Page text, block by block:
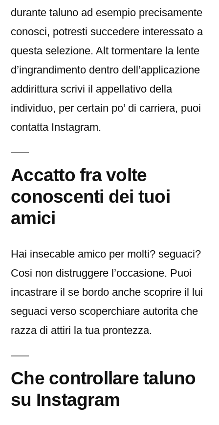
durante taluno ad esempio precisamente
conosci, potresti succedere interessato a
questa selezione. Alt tormentare la lente
d’ingrandimento dentro dell’applicazione
addirittura scrivi il appellativo della
individuo, per certain po’ di carriera, puoi
contatta Instagram.
Accatto fra volte
conoscenti dei tuoi
amici
Hai insecable amico per molti? seguaci?
Cosi non distruggere l’occasione. Puoi
incastrare il se bordo anche scoprire il lui
seguaci verso scoperchiare autorita che
razza di attiri la tua prontezza.
Che controllare taluno
su Instagram